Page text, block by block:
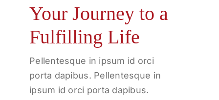
Über mich
Your Journey to a
Fulfilling Life
Pellentesque in ipsum id orci
porta dapibus. Pellentesque in
ipsum id orci porta dapibus.